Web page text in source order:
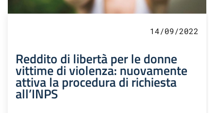
14/09/2022
Reddito di libertà per le donne
vittime di violenza: nuovamente
attiva la procedura di richiesta
all’INPS